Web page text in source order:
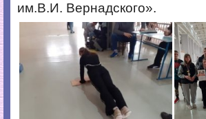
им.В.И. Вернадского».